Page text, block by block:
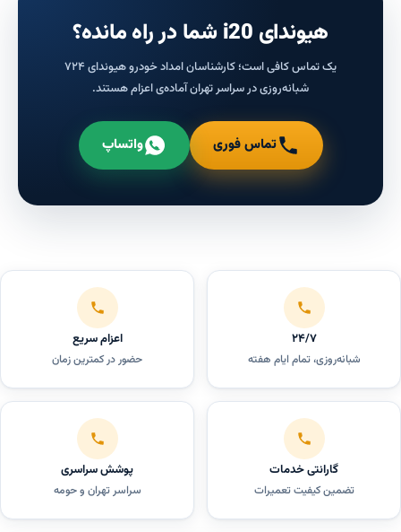
هیوندای i20 شما در راه مانده؟
یک تماس کافی است؛ کارشناسان امداد خودرو هیوندای ۷۲۴
شبانه‌روزی در سراسر تهران آماده‌ی اعزام هستند.
تماس فوری واتساپ
۲۴/۷
شبانه‌روزی، تمام ایام هفته
اعزام سریع
حضور در کمترین زمان
گارانتی خدمات
تضمین کیفیت تعمیرات
پوشش سراسری
سراسر تهران و حومه